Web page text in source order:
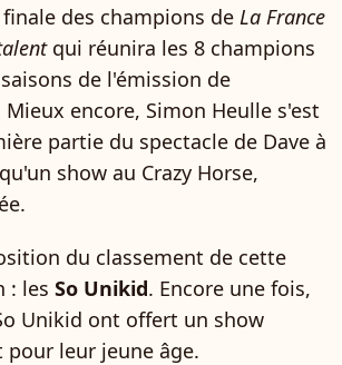
des champions de La France
qui réunira les 8 champions
de l'émission de
encore, Simon Heulle s'est
partie du spectacle de Dave à
show au Crazy Horse,
du classement de cette
: les So Unikid. Encore une fois,
Unikid ont offert un show
leur jeune âge.